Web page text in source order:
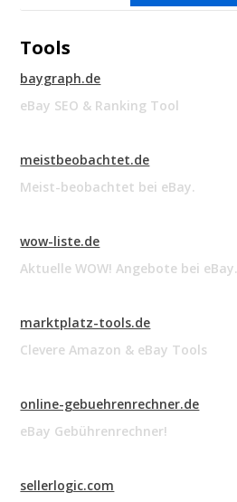
Tools
baygraph.de
eBay SEO & Ranking Tool
meistbeobachtet.de
Meist-beobachtet bei eBay.
wow-liste.de
Aktuelle WOW! Angebote bei eBay.
marktplatz-tools.de
Clevere Amazon & eBay Tools
online-gebuehrenrechner.de
eBay Gebührenrechner!
sellerlogic.com